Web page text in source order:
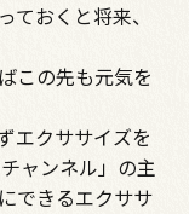
おくと将来、
この先も元気を
エクササイズを
ャンネル」の主
できるエクササ